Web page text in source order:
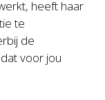
heeft haar
te
de
voor jou